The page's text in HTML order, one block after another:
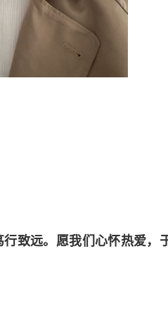
致远。愿我们心怀热爱，